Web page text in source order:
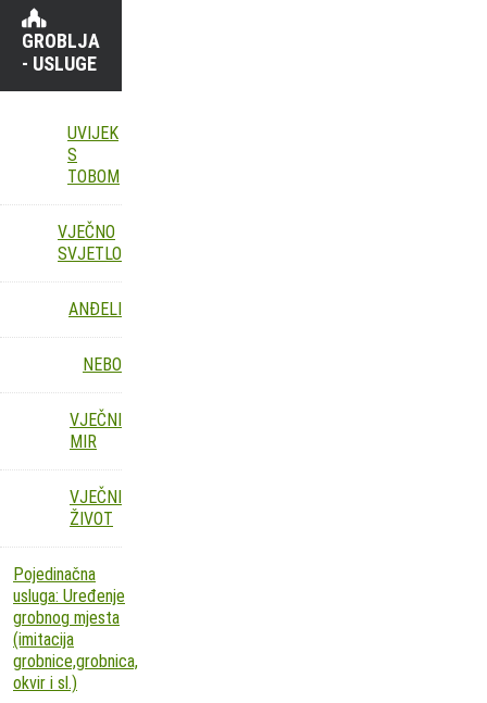
GROBLJA
- USLUGE
UVIJEK
S
TOBOM
VJEČNO
SVJETLO
ANĐELI
NEBO
VJEČNI
MIR
VJEČNI
ŽIVOT
Pojedinačna
usluga: Uređenje
grobnog mjesta
(imitacija
grobnice,grobnica,
okvir i sl.)